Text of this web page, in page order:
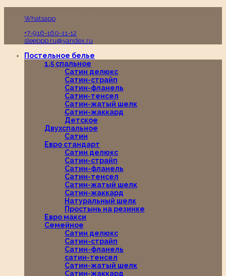
Whatsapp
+7-916-160-11-12
sleeppp.ru@yandex.ru
Постельное белье
1,5 спальное
Сатин делюкс
Сатин-страйп
Сатин-фланель
Сатин-тенсел
Сатин-жатый шелк
Сатин-жаккард
Детское
Двухспальное
Сатин
Евро стандарт
Сатин делюкс
Сатин-страйп
Сатин-фланель
Сатин-тенсел
Сатин-жатый шелк
Сатин-жаккард
Натуральный шелк
Простынь на резинке
Евро макси
Семейное
Сатин делюкс
Сатин-страйп
Сатин-фланель
сатин-тенсел
Сатин-жатый шелк
Сатин-жаккард